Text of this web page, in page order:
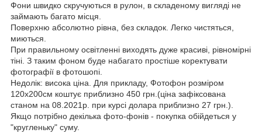
Фони швидко скручуються в рулон, в складеному вигляді не
займають багато місця.
Поверхню абсолютно рівна, без складок. Легко чистяться,
миються.
При правильному освітленні виходять дуже красиві, рівномірні
тіні. З таким фоном буде набагато простіше коректувати
фотографії в фотошопі.
Недолік: висока ціна. Для прикладу, Фотофон розміром
120х200см коштує приблизно 450 грн.(ціна зафіксована
станом на 08.2021р. при курсі долара приблизно 27 грн.).
Якщо потрібно декілька фото-фонів - покупка обійдеться у
"кругленьку" суму.